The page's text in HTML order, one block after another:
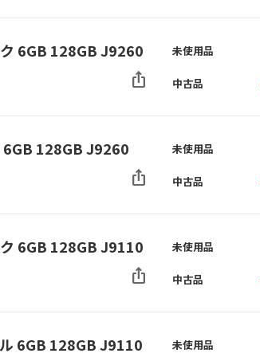
6GB 128GB J9260
ios_share
未使用品
中古品
128GB J9260
ios_share
未使用品
中古品
6GB 128GB J9110
ios_share
未使用品
中古品
6GB 128GB J9110 未使用品